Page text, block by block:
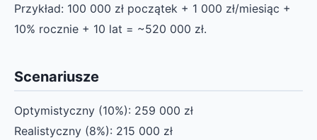
Przykład: 100 000 zł początek + 1 000 zł/miesiąc +
10% rocznie + 10 lat = ~520 000 zł.
Scenariusze
Optymistyczny (10%): 259 000 zł
Realistyczny (8%): 215 000 zł